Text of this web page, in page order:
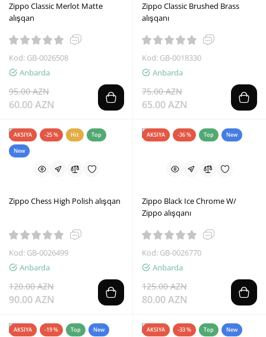
Zippo Classic Merlot Matte
alışqan
Kod: GB-0026508
Anbarda
95.00 AZN
60.00 AZN
Zippo Classic Brushed Brass
alışqanı
Kod: GB-0018330
Anbarda
75.00 AZN
65.00 AZN
AKSIYA -25 % Hit Top
New
Zippo Chess High Polish alışqan
Kod: GB-0026499
Anbarda
120.00 AZN
90.00 AZN
AKSIYA -36 % Top New
Zippo Black Ice Chrome W/
Zippo alışqanı
Kod: GB-0026770
Anbarda
125.00 AZN
80.00 AZN
AKSIYA -19 % Top New AKSIYA -33 % Top New